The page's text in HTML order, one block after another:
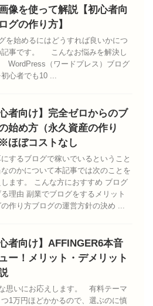
像を使って解説【初心者向
グの作り方】
を始めるにはどうすれば良いかにつ
記事です。 こんなお悩みを解決し
WordPress（ワードプレス）ブログ
心者でも10 ...
心者向け】完全ゼロからのブ
始め方（永久資産の作り
ほぼコストなし
するブログで稼いでいるということ
のかについて本記事では次のことを
ます。 こんな方におすすめ ブログ
理由 副業でブログをするメリット
作り方ブログの運営方針の決め ...
心者向け】AFFINGER6本音
ー！メリット・デメリット
思いにお応えします。 有料テーマ
1万円ほどかかるので、選ぶのに慎